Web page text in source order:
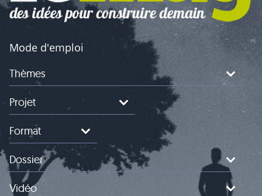
Mode d'emploi
Thèmes
Projet
Format
Dossier
Vidéo